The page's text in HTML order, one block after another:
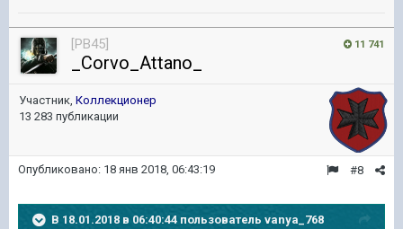
11 741
[PB45]
_Corvo_Attano_
Участник, Коллекционер
13 283 публикации
#8
Опубликовано: 18 янв 2018, 06:43:19
В 18.01.2018 в 06:40:44 пользователь vanya_768